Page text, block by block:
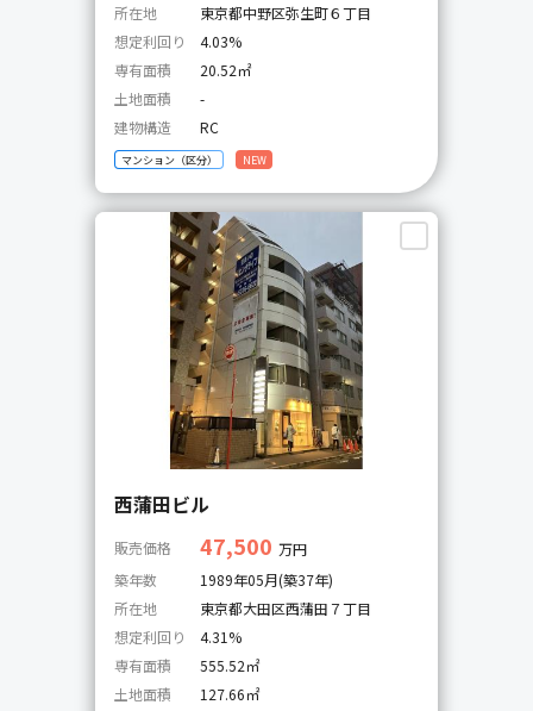
所在地
東京都中野区弥生町６丁目
想定利回り
4.03%
専有面積
20.52㎡
土地面積
-
建物構造
RC
マンション（区分） NEW
西蒲田ビル
販売価格 47,500 万円
築年数
1989年05月(築37年)
所在地
東京都大田区西蒲田７丁目
想定利回り
4.31%
専有面積
555.52㎡
土地面積
127.66㎡